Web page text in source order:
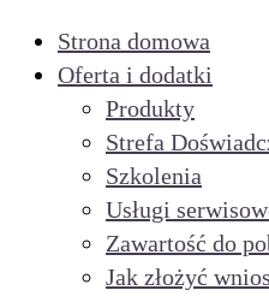
Strona domowa
Oferta i dodatki
Produkty
Strefa
Szkolenia
Usługi
Zawartość do
Jak złożyć